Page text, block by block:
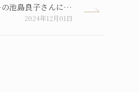
12/14(土)ロルファーの池島良子さんによる『セラピューティックプレゼンス』クラス 残席３名
2024年12月01日